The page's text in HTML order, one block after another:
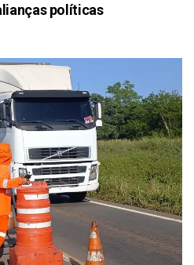
políticas